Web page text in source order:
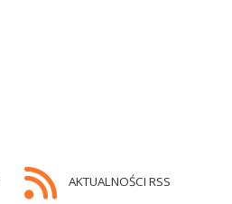
AKTUALNOŚCI RSS